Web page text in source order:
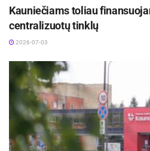
Kauniečiams toliau
centralizuotų tinklų
2026-07-03